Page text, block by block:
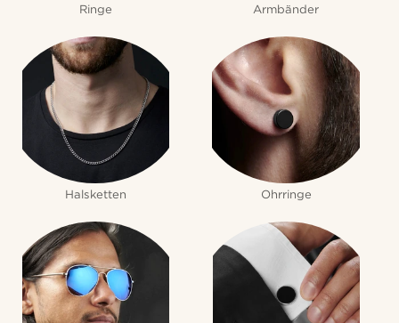
Ringe Armbänder
Halsketten Ohrringe